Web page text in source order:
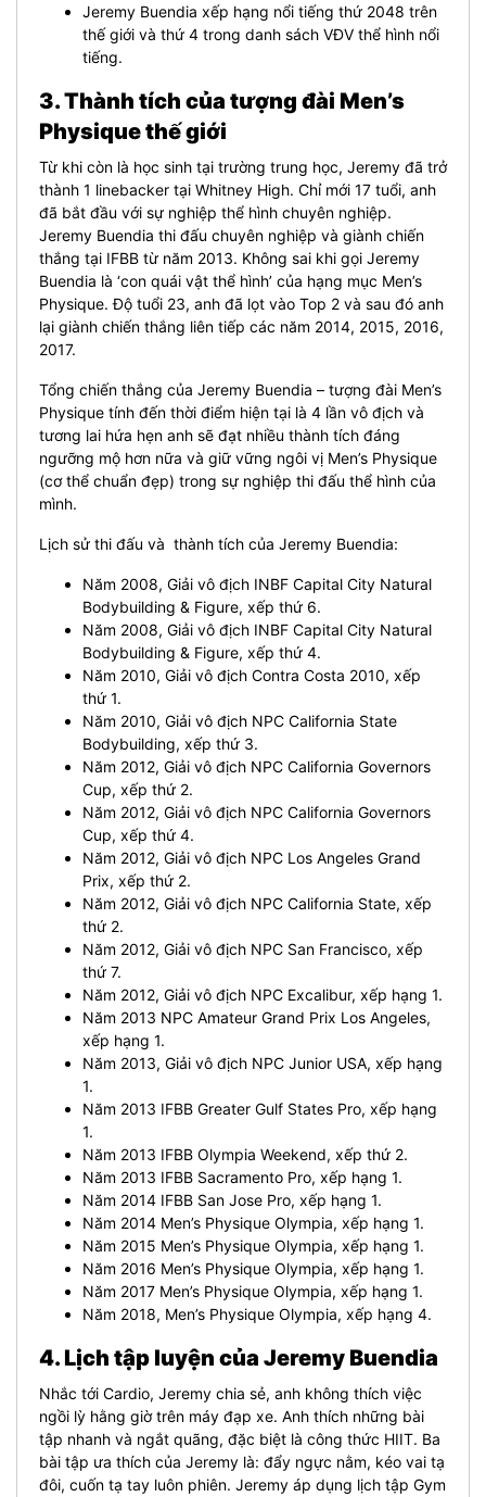
Jeremy Buendia xếp hạng nổi tiếng thứ 2048 trên
thế giới và thứ 4 trong danh sách VĐV thể hình nổi
tiếng.
3. Thành tích của tượng đài Men’s
Physique thế giới
Từ khi còn là học sinh tại trường trung học, Jeremy đã trở
thành 1 linebacker tại Whitney High. Chỉ mới 17 tuổi, anh
đã bắt đầu với sự nghiệp thể hình chuyên nghiệp.
Jeremy Buendia thi đấu chuyên nghiệp và giành chiến
thắng tại IFBB từ năm 2013. Không sai khi gọi Jeremy
Buendia là ‘con quái vật thể hình’ của hạng mục Men’s
Physique. Độ tuổi 23, anh đã lọt vào Top 2 và sau đó anh
lại giành chiến thắng liên tiếp các năm 2014, 2015, 2016,
2017.
Tổng chiến thắng của Jeremy Buendia – tượng đài Men’s
Physique tính đến thời điểm hiện tại là 4 lần vô địch và
tương lai hứa hẹn anh sẽ đạt nhiều thành tích đáng
ngưỡng mộ hơn nữa và giữ vững ngôi vị Men’s Physique
(cơ thể chuẩn đẹp) trong sự nghiệp thi đấu thể hình của
mình.
Lịch sử thi đấu và thành tích của Jeremy Buendia:
Năm 2008, Giải vô địch INBF Capital City Natural
Bodybuilding & Figure, xếp thứ 6.
Năm 2008, Giải vô địch INBF Capital City Natural
Bodybuilding & Figure, xếp thứ 4.
Năm 2010, Giải vô địch Contra Costa 2010, xếp
thứ 1.
Năm 2010, Giải vô địch NPC California State
Bodybuilding, xếp thứ 3.
Năm 2012, Giải vô địch NPC California Governors
Cup, xếp thứ 2.
Năm 2012, Giải vô địch NPC California Governors
Cup, xếp thứ 4.
Năm 2012, Giải vô địch NPC Los Angeles Grand
Prix, xếp thứ 2.
Năm 2012, Giải vô địch NPC California State, xếp
thứ 2.
Năm 2012, Giải vô địch NPC San Francisco, xếp
thứ 7.
Năm 2012, Giải vô địch NPC Excalibur, xếp hạng 1.
Năm 2013 NPC Amateur Grand Prix Los Angeles,
xếp hạng 1.
Năm 2013, Giải vô địch NPC Junior USA, xếp hạng
1.
Năm 2013 IFBB Greater Gulf States Pro, xếp hạng
1.
Năm 2013 IFBB Olympia Weekend, xếp thứ 2.
Năm 2013 IFBB Sacramento Pro, xếp hạng 1.
Năm 2014 IFBB San Jose Pro, xếp hạng 1.
Năm 2014 Men’s Physique Olympia, xếp hạng 1.
Năm 2015 Men’s Physique Olympia, xếp hạng 1.
Năm 2016 Men’s Physique Olympia, xếp hạng 1.
Năm 2017 Men’s Physique Olympia, xếp hạng 1.
Năm 2018, Men’s Physique Olympia, xếp hạng 4.
4. Lịch tập luyện của Jeremy Buendia
Nhắc tới Cardio, Jeremy chia sẻ, anh không thích việc
ngồi lỳ hằng giờ trên máy đạp xe. Anh thích những bài
tập nhanh và ngắt quãng, đặc biệt là công thức HIIT. Ba
bài tập ưa thích của Jeremy là: đẩy ngực nằm, kéo vai tạ
đôi, cuốn tạ tay luôn phiên. Jeremy áp dụng lịch tập Gym